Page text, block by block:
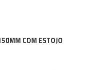
COM ESTOJO